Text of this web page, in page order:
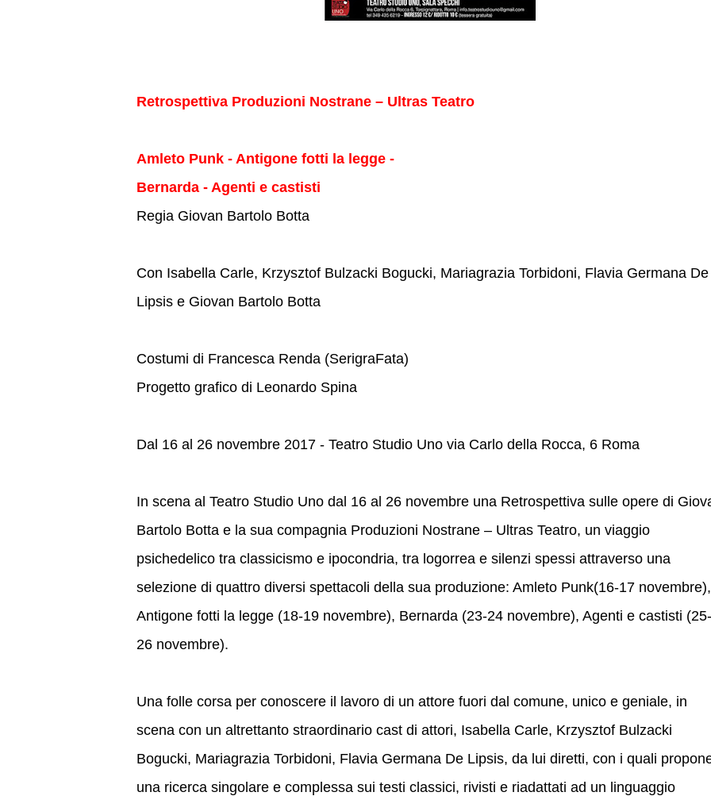
Retrospettiva Produzioni Nostrane – Ultras Teatro
Amleto Punk - Antigone fotti la legge -
Bernarda - Agenti e castisti
Regia Giovan Bartolo Botta
Con Isabella Carle, Krzysztof Bulzacki Bogucki, Mariagrazia Torbidoni, Flavia Germana De
Lipsis e Giovan Bartolo Botta
Costumi di Francesca Renda (SerigraFata)
Progetto grafico di Leonardo Spina
Dal 16 al 26 novembre 2017 - Teatro Studio Uno via Carlo della Rocca, 6 Roma
In scena al Teatro Studio Uno dal 16 al 26 novembre una Retrospettiva sulle opere di
Bartolo Botta e la sua compagnia Produzioni Nostrane – Ultras Teatro, un viaggio
psichedelico tra classicismo e ipocondria, tra logorrea e silenzi spessi attraverso una
selezione di quattro diversi spettacoli della sua produzione: Amleto Punk(16-17 novembre),
Antigone fotti la legge (18-19 novembre), Bernarda (23-24 novembre), Agenti e castisti (25-
26 novembre).
Una folle corsa per conoscere il lavoro di un attore fuori dal comune, unico e geniale, in
scena con un altrettanto straordinario cast di attori, Isabella Carle, Krzysztof Bulzacki
Bogucki, Mariagrazia Torbidoni, Flavia Germana De Lipsis, da lui diretti, con i quali
una ricerca singolare e complessa sui testi classici, rivisti e riadattati ad un linguaggio